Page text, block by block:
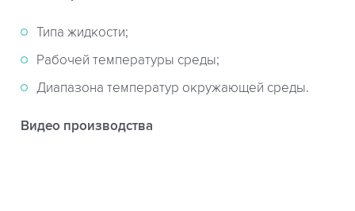
Типа жидкости;
Рабочей температуры среды;
Диапазона температур окружающей среды.
Видео производства